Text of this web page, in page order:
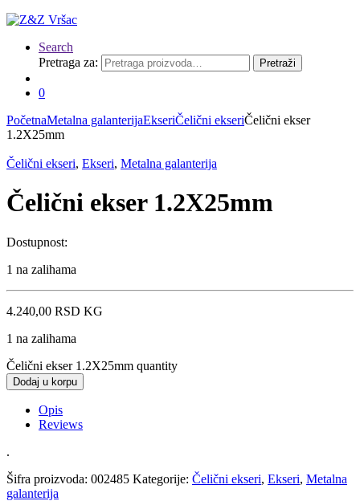
Search
Pretraga za:
Pretraži
0
PočetnaMetalna galanterijaEkseriČelični ekseriČelični ekser
1.2X25mm
Čelični ekseri, Ekseri, Metalna galanterija
Čelični ekser 1.2X25mm
Dostupnost:
1 na zalihama
4.240,00 RSD KG
1 na zalihama
Čelični ekser 1.2X25mm quantity
Dodaj u korpu
Opis
Reviews
.
Šifra proizvoda: 002485 Kategorije: Čelični ekseri, Ekseri, Metalna
galanterija